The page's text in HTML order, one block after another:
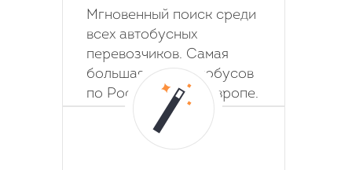
Мгновенный поиск среди
всех автобусных
перевозчиков. Самая
большая база автобусов
по России, СНГ и Европе.